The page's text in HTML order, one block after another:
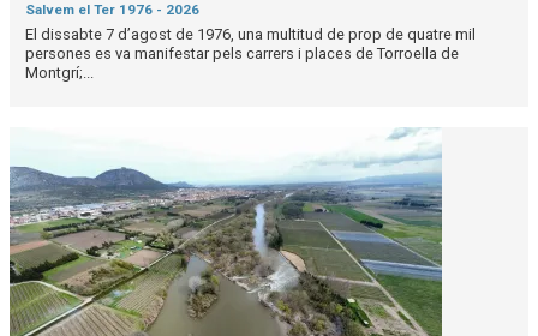
Salvem el Ter 1976 - 2026
El dissabte 7 d’agost de 1976, una multitud de prop de quatre mil
persones es va manifestar pels carrers i places de Torroella de
Montgrí;...